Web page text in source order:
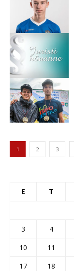
1 2 3
E T
3
4
10
11
17
18